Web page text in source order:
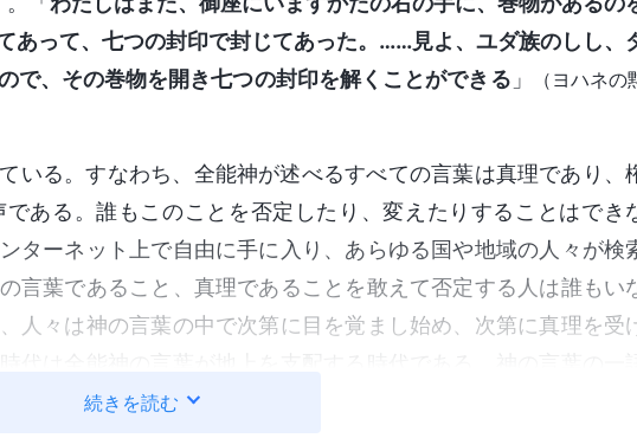
あって、七つの封印で封じてあった。……見よ、ユダ族のしし、
で、その巻物を開き七つの封印を解くことができる 」
（ヨハネの
いる。すなわち、全能神が述べるすべての言葉は真理であり、
ある。誰もこのことを否定したり、変えたりすることはでき
ターネット上で自由に手に入り、あらゆる国や地域の人々が検
言葉であること、真理であることを敢えて否定する人は誰もい
人々は神の言葉の中で次第に目を覚まし始め、次第に真理を受
日神を信じるすべての人が聖書を認めているように、神を信じる
続きを読む